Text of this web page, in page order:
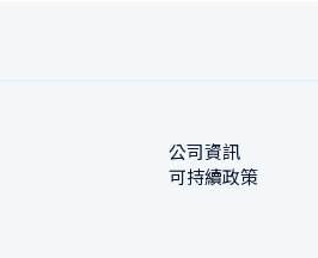
公司資訊
可持續政策